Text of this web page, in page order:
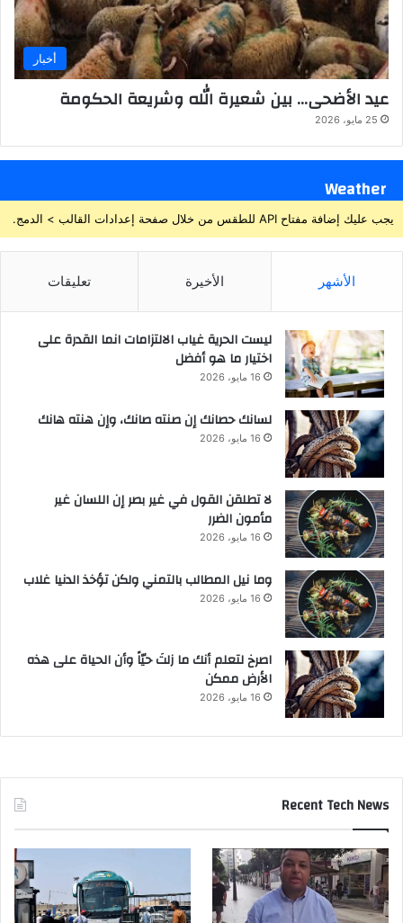
أخبار
عيد الأضحى… بين شعيرة الله وشريعة الحكومة
25 مايو، 2026
Weather
يجب عليك إضافة مفتاح API للطقس من خلال صفحة إعدادات القالب > الدمج.
الأشهر الأخيرة تعليقات
ليست الحرية غياب الالتزامات انما القدرة على
اختيار ما هو أفضل
16 مايو، 2026
لسانك حصانك إن صنته صانك، وإن هنته هانك
16 مايو، 2026
لا تطلقن القول في غير بصر إن اللسان غير
مأمون الضرر
16 مايو، 2026
وما نيل المطالب بالتمني ولكن تؤخذ الدنيا غلاب
16 مايو، 2026
‫اصرخ لتعلم أنك ما زلتَ حيّاً وأن الحياة على هذه
الأرض ممكن
16 مايو، 2026
Recent Tech News